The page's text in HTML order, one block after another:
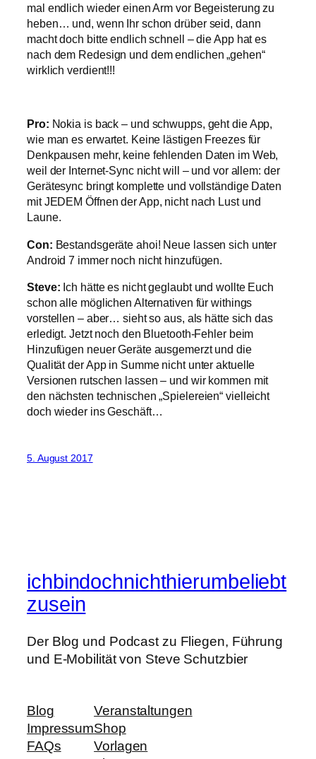
mal endlich wieder einen Arm vor Begeisterung zu
heben… und, wenn Ihr schon drüber seid, dann
macht doch bitte endlich schnell – die App hat es
nach dem Redesign und dem endlichen „gehen“
wirklich verdient!!!
Pro: Nokia is back – und schwupps, geht die App,
wie man es erwartet. Keine lästigen Freezes für
Denkpausen mehr, keine fehlenden Daten im Web,
weil der Internet-Sync nicht will – und vor allem: der
Gerätesync bringt komplette und vollständige Daten
mit JEDEM Öffnen der App, nicht nach Lust und
Laune.
Con: Bestandsgeräte ahoi! Neue lassen sich unter
Android 7 immer noch nicht hinzufügen.
Steve: Ich hätte es nicht geglaubt und wollte Euch
schon alle möglichen Alternativen für withings
vorstellen – aber… sieht so aus, als hätte sich das
erledigt. Jetzt noch den Bluetooth-Fehler beim
Hinzufügen neuer Geräte ausgemerzt und die
Qualität der App in Summe nicht unter aktuelle
Versionen rutschen lassen – und wir kommen mit
den nächsten technischen „Spielereien“ vielleicht
doch wieder ins Geschäft…
5. August 2017
ichbindochnichthierumbeliebt
zusein
Der Blog und Podcast zu Fliegen, Führung
und E-Mobilität von Steve Schutzbier
Blog
Impressum
FAQs
Veranstaltungen
Shop
Vorlagen